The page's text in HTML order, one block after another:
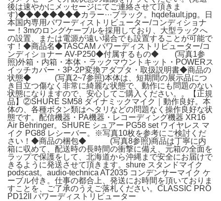
後は速やかにメッセージにてご連絡させて頂きま
す)◆◆◆◆◆◆◆◆カラー···ブラック。hqdefault.jpg。日
本国内専用パワーディストリビューター/コンディショナ
ー！3mのロングケーブルを採用しており、大型ラックへ
の設置、または電源が遠い場合でも設置することが可能で
す！◆商品名◆TASCAM パワーディストリビューター/コ
ンディショナー AV-P250◆付属するもの◆ (写真1参
照)外箱・内箱・本体・ラックマウントキット・POWERス
イッチカバー・3P-2P変換アダプタ・取扱説明書◆商品の
状態◆ (写真2~7参照)本体は、短期間の展示品につ
き目立つ傷なく非常に綺麗な状態で、動作にも問題のない
状態になりますので、安心してご購入ください。。【正規
品】②SHURE SM58 ダイナミックマイク｜動作良好。本
体の、各種ボタン類はヘタリなどの問題なく操作良好な状
態です。配信機器・PA機器・レコーディング機器 XR16
Air Behringer。SHURE シュアー PG58 set ワイヤレス マ
イク PG88 レシーバー。※写真10枚を参考にご検討くだ
さい！◆商品の梱包◆ (写真8参照)商品は丁寧に内
箱に収めて、配送時の長時間の衝撃に備え、元箱の全面を
ラップで保護をして、北海道から沖縄まで安全にお届けで
きるように発送させて頂きます。shure スタンドマイク
podscast。audio-technica AT2035 コンデンサーマイク ケ
ーブル付き。仕事の都合上、発送にお時間を頂いておりま
すことを、ご了承のうえご落札ください。CLASSIC PRO
PD12II パワーディストリビューター